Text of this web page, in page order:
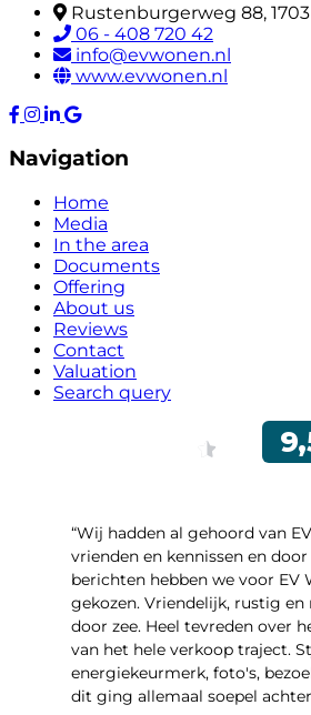
Rustenburgerweg 88,
06 - 408 720 42
info@evwonen.nl
www.evwonen.nl
Navigation
Home
Media
In the area
Documents
Offering
About us
Reviews
Contact
Valuation
Search query
“Wij hadden al gehoord van
vrienden en kennissen en
berichten hebben we voor EV
gekozen. Vriendelijk, rustig en
door zee. Heel tevreden over
van het hele verkoop traject.
energiekeurmerk, foto's,
dit ging allemaal soepel achter